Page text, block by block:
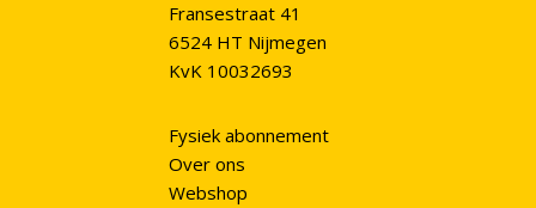
Fransestraat 41
6524 HT Nijmegen
KvK 10032693
Fysiek abonnement
Over ons
Webshop